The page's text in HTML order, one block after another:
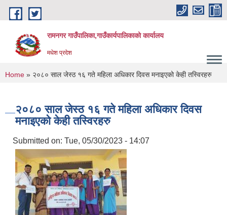
Skip to main content
रामनगर गाउँपालिका,गाउँकार्यपालिकाको कार्यालय
मधेश प्रदेश
You are here
Home » २०८० साल जेस्ठ १६ गते महिला अधिकार दिवस मनाइएको केही तस्विरहरु
२०८० साल जेस्ठ १६ गते महिला अधिकार दिवस
मनाइएको केही तस्विरहरु
Submitted on: Tue, 05/30/2023 - 14:07